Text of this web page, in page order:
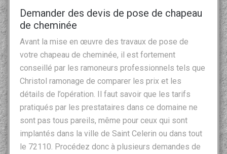
Demander des devis de pose de chapeau
de cheminée
Avant la mise en œuvre des travaux de pose de
votre chapeau de cheminée, il est fortement
conseillé par les ramoneurs professionnels tels que
Christol ramonage de comparer les prix et les
détails de l’opération. Il faut savoir que les tarifs
pratiqués par les prestataires dans ce domaine ne
sont pas tous pareils, même pour ceux qui sont
implantés dans la ville de Saint Celerin ou dans tout
le 72110. Procédez donc à plusieurs demandes de